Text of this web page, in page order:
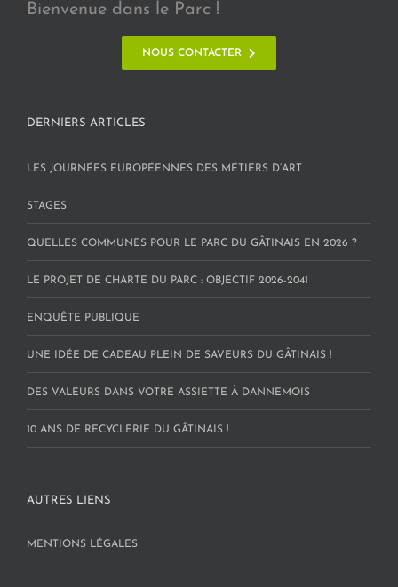
Bienvenue dans le Parc !
NOUS CONTACTER
DERNIERS ARTICLES
LES JOURNÉES EUROPÉENNES DES MÉTIERS D’ART
STAGES
QUELLES COMMUNES POUR LE PARC DU GÂTINAIS EN 2026 ?
LE PROJET DE CHARTE DU PARC : OBJECTIF 2026-2041
ENQUÊTE PUBLIQUE
UNE IDÉE DE CADEAU PLEIN DE SAVEURS DU GÂTINAIS !
DES VALEURS DANS VOTRE ASSIETTE À DANNEMOIS
10 ANS DE RECYCLERIE DU GÂTINAIS !
AUTRES LIENS
MENTIONS LÉGALES